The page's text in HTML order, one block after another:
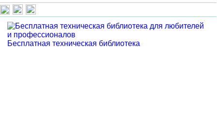
Бесплатная техническая библиотека